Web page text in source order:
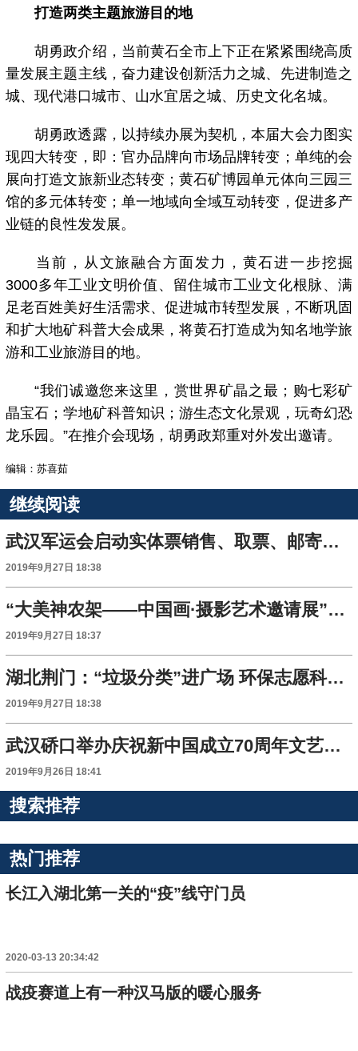
打造两类主题旅游目的地
胡勇政介绍，当前黄石全市上下正在紧紧围绕高质
量发展主题主线，奋力建设创新活力之城、先进制造之
城、现代港口城市、山水宜居之城、历史文化名城。
胡勇政透露，以持续办展为契机，本届大会力图实
现四大转变，即：官办品牌向市场品牌转变；单纯的会
展向打造文旅新业态转变；黄石矿博园单元体向三园三
馆的多元体转变；单一地域向全域互动转变，促进多产
业链的良性发发展。
当前，从文旅融合方面发力，黄石进一步挖掘
3000多年工业文明价值、留住城市工业文化根脉、满
足老百姓美好生活需求、促进城市转型发展，不断巩固
和扩大地矿科普大会成果，将黄石打造成为知名地学旅
游和工业旅游目的地。
“我们诚邀您来这里，赏世界矿晶之最；购七彩矿
晶宝石；学地矿科普知识；游生态文化景观，玩奇幻恐
龙乐园。”在推介会现场，胡勇政郑重对外发出邀请。
编辑：苏喜茹
继续阅读
武汉军运会启动实体票销售、取票、邮寄等服务工作
2019年9月27日 18:38
“大美神农架——中国画·摄影艺术邀请展”开展
2019年9月27日 18:37
湖北荆门：“垃圾分类”进广场 环保志愿科普忙
2019年9月27日 18:38
武汉硚口举办庆祝新中国成立70周年文艺晚会
2019年9月26日 18:41
搜索推荐
热门推荐
长江入湖北第一关的“疫”线守门员
2020-03-13 20:34:42
战疫赛道上有一种汉马版的暖心服务